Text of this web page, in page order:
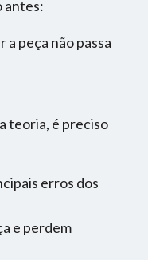
antes:
peça não passa
teoria, é preciso
erros dos
e perdem